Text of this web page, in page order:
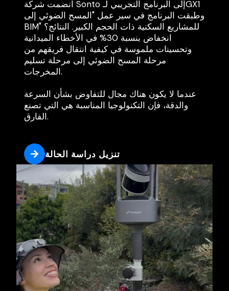
انضمت شركة Sonto إلى البرنامج التجريبي لـGX1
وطبقت البرنامج في سير عمل "المسح الضوئي إلى
BIM" للمشاريع السكنية ذات الحجم الكبير. النتائج؟
انخفاض بنسبة 30% في الأخطاء الميدانية
وتحسينات ملموسة في كيفية انتقال فريقهم من
مرحلة المسح الضوئي إلى مرحلة تسليم
المخرجات.
عندما لا يكون هناك مجال للتفاوض بشأن السرعة
والدقة، فإن التكنولوجيا المناسبة هي التي تصنع
الفارق.
تنزيل دراسة الحالة